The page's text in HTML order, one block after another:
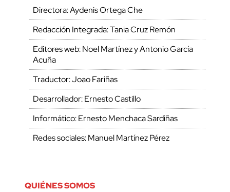
Directora: Aydenis Ortega Che
Redacción Integrada: Tania Cruz Remón
Editores web: Noel Martínez y Antonio García
Acuña
Traductor: Joao Fariñas
Desarrollador: Ernesto Castillo
Informático: Ernesto Menchaca Sardiñas
Redes sociales: Manuel Martínez Pérez
QUIÉNES SOMOS